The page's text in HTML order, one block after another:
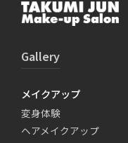
Gallery
メイクアップ
変身体験
ヘアメイクアップ